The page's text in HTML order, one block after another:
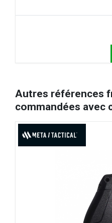
Autres références
commandées avec